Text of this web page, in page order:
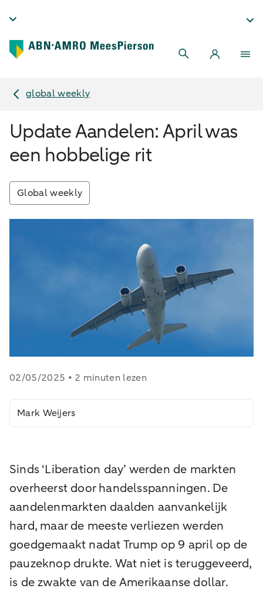
global weekly
Update Aandelen: April was
een hobbelige rit
Global weekly
02/05/2025 • 2 minuten lezen
Mark Weijers
Sinds ‘Liberation day’ werden de markten
overheerst door handelsspanningen. De
aandelenmarkten daalden aanvankelijk
hard, maar de meeste verliezen werden
goedgemaakt nadat Trump op 9 april op de
pauzeknop drukte. Wat niet is teruggeveerd,
is de zwakte van de Amerikaanse dollar.